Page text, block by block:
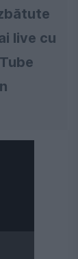
live cu